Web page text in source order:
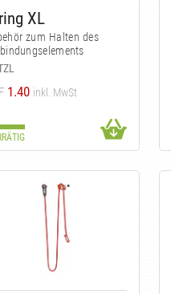
XL
zum Halten des
1.40 inkl. MwSt